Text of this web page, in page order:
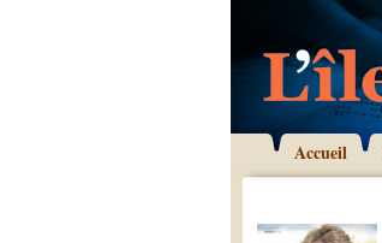
Accueil